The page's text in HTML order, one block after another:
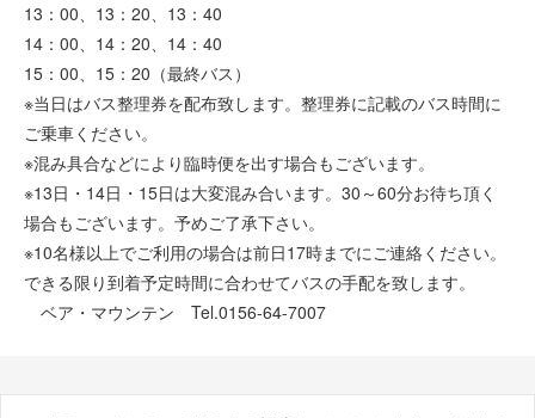
13：00、13：20、13：40
14：00、14：20、14：40
15：00、15：20（最終バス）
※当日はバス整理券を配布致します。整理券に記載のバス時間に
ご乗車ください。
※混み具合などにより臨時便を出す場合もございます。
※13日・14日・15日は大変混み合います。30～60分お待ち頂く
場合もございます。予めご了承下さい。
※10名様以上でご利用の場合は前日17時までにご連絡ください。
できる限り到着予定時間に合わせてバスの手配を致します。
ベア・マウンテン Tel.0156-64-7007